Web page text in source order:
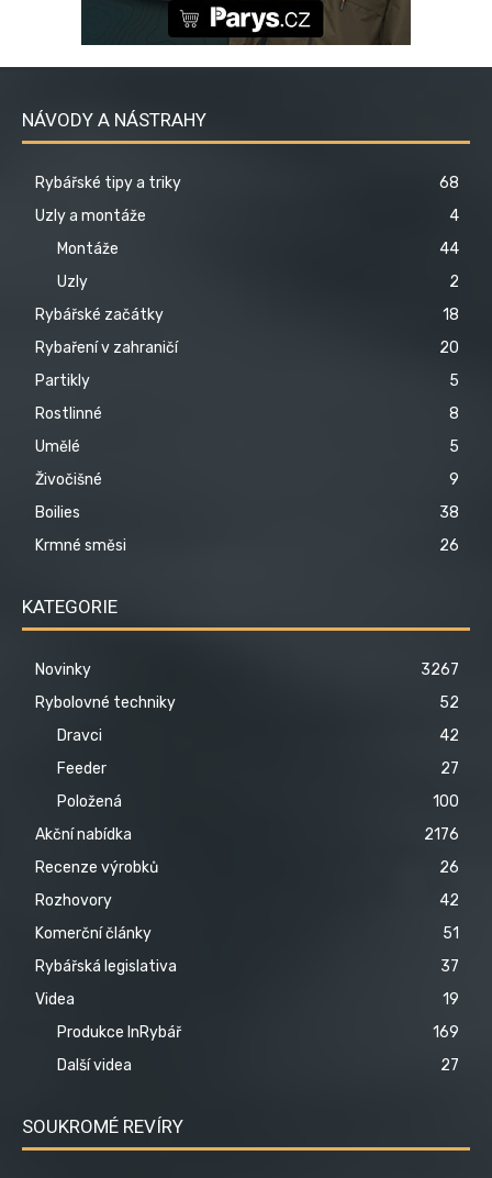
NÁVODY A NÁSTRAHY
Rybářské tipy a triky
68
Uzly a montáže
4
Montáže
44
Uzly
2
Rybářské začátky
18
Rybaření v zahraničí
20
Partikly
5
Rostlinné
8
Umělé
5
Živočišné
9
Boilies
38
Krmné směsi
26
KATEGORIE
Novinky
3267
Rybolovné techniky
52
Dravci
42
Feeder
27
Položená
100
Akční nabídka
2176
Recenze výrobků
26
Rozhovory
42
Komerční články
51
Rybářská legislativa
37
Videa
19
Produkce InRybář
169
Další videa
27
SOUKROMÉ REVÍRY